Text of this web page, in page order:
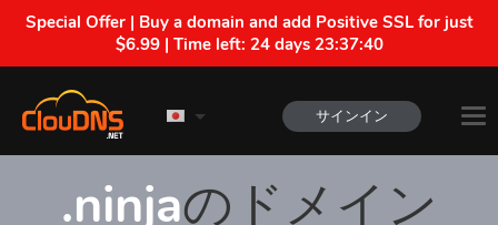
Special Offer | Buy a domain and add Positive SSL for just
$6.99 | Time left: 24 days 23:37:40
サインイン
.ninjaのドメイン